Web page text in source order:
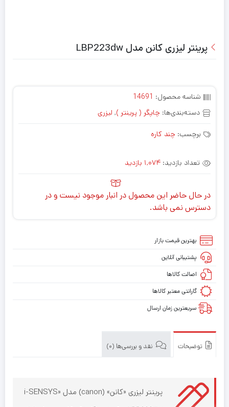
پرینتر لیزری کانن مدل LBP223dw
شناسه محصول: 14691
دسته‌بندی‌ها: چاپگر ( پرینتر ), لیزری
برچسب: چند کاره
تعداد بازدید: 1,074 بازدید
در حال حاضر این محصول در انبار موجود نیست و در
دسترس نمی باشد.
بهترین قیمت بازار
پشتیبانی آنلاین
اصالت کالاها
گارانتی معتبر کالاها
سریعترین زمان ارسال
توضیحات نقد و بررسی‌ها (0)
پرینتر لیزری «کانن» (canon) مدل «i-SENSYS